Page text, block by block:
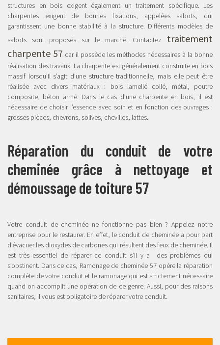
structures en bois exigent également un traitement spécifique. Les
charpentes exigent de bonnes fixations, appelées sabots, qui
garantissent une bonne stabilité à la structure. Différents modèles de
sabots sont proposés sur le marché. Contactez traitement
charpente 57 car il possède les méthodes nécessaires à la bonne
réalisation des travaux. La charpente est généralement construite en bois
massif lorsqu’il s’agit d’une structure traditionnelle, mais elle peut être
réalisée avec divers matériaux : bois lamellé collé, métal, poutre
composite, béton armé. Dans le cas d’une charpente en bois, il est
nécessaire de choisir l’essence avec soin et en fonction des ouvrages :
grosses pièces, chevrons, solives, chevilles, lattes.
Réparation du conduit de votre
cheminée grâce à nettoyage et
démoussage de toiture 57
Votre conduit de cheminée ne fonctionne pas bien ? Appelez notre
entreprise pour le restaurer. En effet, le conduit de cheminée a pour part
d’évacuer les dioxydes de carbones qui résultent des feux de cheminée. Il
est très essentiel de réparer ce conduit s’il y a des problèmes qui
s’obstinent. Dans ce cas, Ramonage de cheminée 57 opère la réparation
complète de votre conduit et le ramonage qui est strictement nécessaire
quand on accomplit une opération de ce genre. Aussi, pour des raisons
sanitaires, il vous est obligatoire de réparer votre conduit.